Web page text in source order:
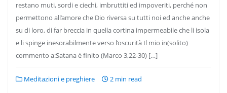
restano muti, sordi e ciechi, imbruttiti ed impoveriti, perché non
permettono all’amore che Dio riversa su tutti noi ed anche anche
su di loro, di far breccia in quella cortina impermeabile che li isola
e li spinge inesorabilmente verso l’oscurità Il mio in(solito)
commento a:Satana è finito (Marco 3,22-30) […]
Meditazioni e preghiere 2 min read